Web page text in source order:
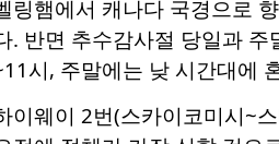
링햄에서 캐나다 국경으로
. 반면 추수감사절 당일과
시, 주말에는 낮 시간대에
이웨이 2번(스카이코미시~